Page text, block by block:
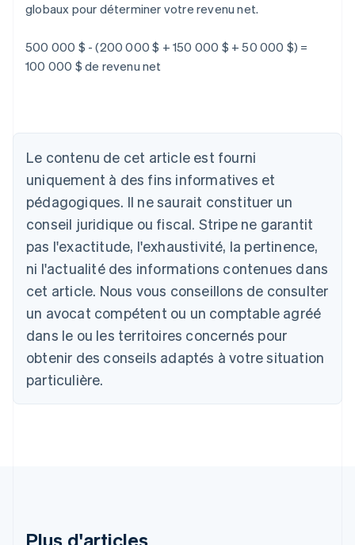
globaux pour déterminer votre revenu net.
500 000 $ - (200 000 $ + 150 000 $ + 50 000 $) =
100 000 $ de revenu net
Le contenu de cet article est fourni
uniquement à des fins informatives et
pédagogiques. Il ne saurait constituer un
conseil juridique ou fiscal. Stripe ne garantit
pas l'exactitude, l'exhaustivité, la pertinence,
ni l'actualité des informations contenues dans
cet article. Nous vous conseillons de consulter
un avocat compétent ou un comptable agréé
dans le ou les territoires concernés pour
obtenir des conseils adaptés à votre situation
particulière.
Australie
English
Autriche
DeutschEnglish
Belgique
Brésil
PortuguêsEnglish
Bulgarie
English
Canada
EnglishFrançais
Chine continentale
简体中文English
Chypre
English
Croatie
EnglishItaliano
English